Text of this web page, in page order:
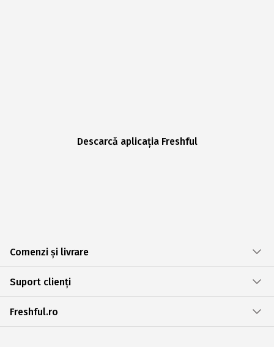
Descarcă aplicația Freshful
Comenzi și livrare
Suport clienți
Freshful.ro